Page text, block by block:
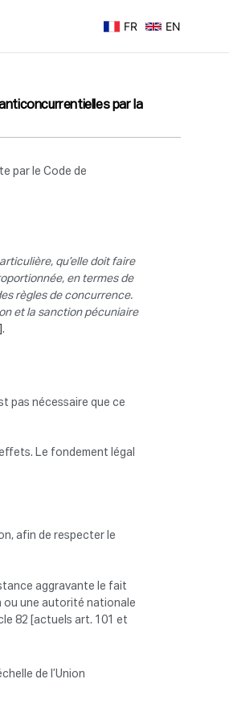
FR EN
par la
par le Code de
qu’elle doit faire
en termes de
règles de concurrence.
et la sanction pécuniaire
.
pas nécessaire que ce
Le fondement légal
afin de respecter le
aggravante le fait
ou une autorité nationale
82 [actuels art. 101 et
de l’Union